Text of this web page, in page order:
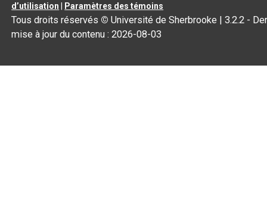
d’utilisation
Paramètres des témoins
Tous droits réservés © Université de Sherbrooke |3.2.2 -
mise à jour du contenu :2026-08-03